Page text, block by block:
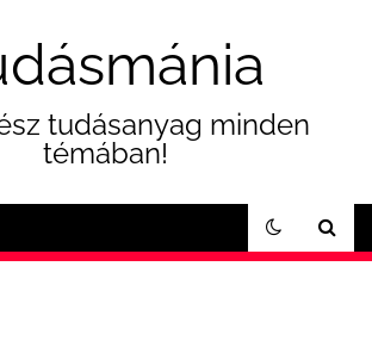
tudásanyag minden
témában!